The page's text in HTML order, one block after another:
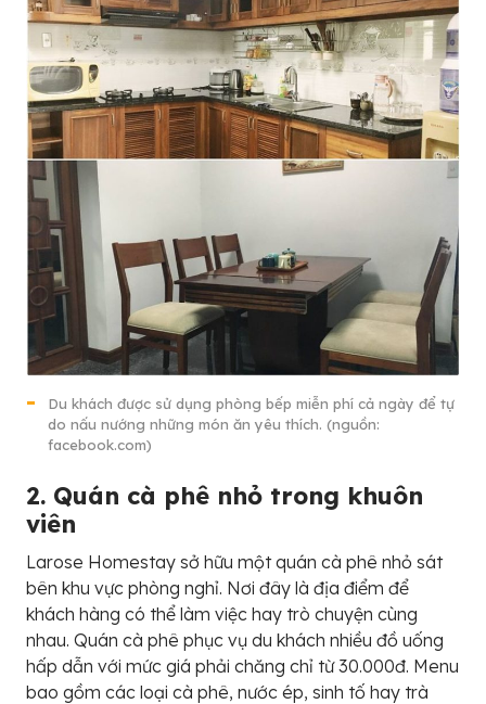
Du khách được sử dụng phòng bếp miễn phí cả ngày để tự
do nấu nướng những món ăn yêu thích. (nguồn:
facebook.com)
2. Quán cà phê nhỏ trong khuôn
viên
Larose Homestay sở hữu một quán cà phê nhỏ sát
bên khu vực phòng nghỉ. Nơi đây là địa điểm để
khách hàng có thể làm việc hay trò chuyện cùng
nhau. Quán cà phê phục vụ du khách nhiều đồ uống
hấp dẫn với mức giá phải chăng chỉ từ 30.000đ. Menu
bao gồm các loại cà phê, nước ép, sinh tố hay trà